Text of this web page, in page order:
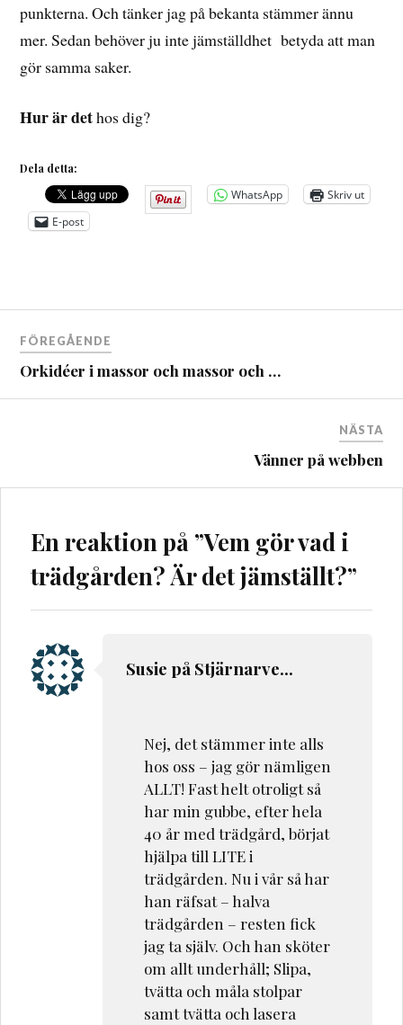
punkterna. Och tänker jag på bekanta stämmer ännu
mer. Sedan behöver ju inte jämställdhet betyda att man
gör samma saker.
Hur är dethos dig?
Dela detta:
WhatsApp
Skriv ut
E-post
Inläggsnavigering
FÖREGÅENDE
Orkidéer i massor och massor och …
NÄSTA
Vänner på webben
En reaktion på ”Vem gör vad i
trädgården? Är det jämställt?”
Susie på Stjärnarve...
Nej, det stämmer inte alls
hos oss – jag gör nämligen
ALLT! Fast helt otroligt så
har min gubbe, efter hela
40 år med trädgård, börjat
hjälpa till LITE i
trädgården. Nu i vår så har
han räfsat – halva
trädgården – resten fick
jag ta själv. Och han sköter
om allt underhåll; Slipa,
tvätta och måla stolpar
samt tvätta och lasera